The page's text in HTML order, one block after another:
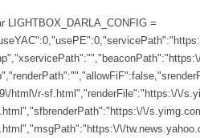
LIGHTBOX_DARLA_CONFIG =
html\/r-sf.html","renderFile":"https:\/\/
\/
\/